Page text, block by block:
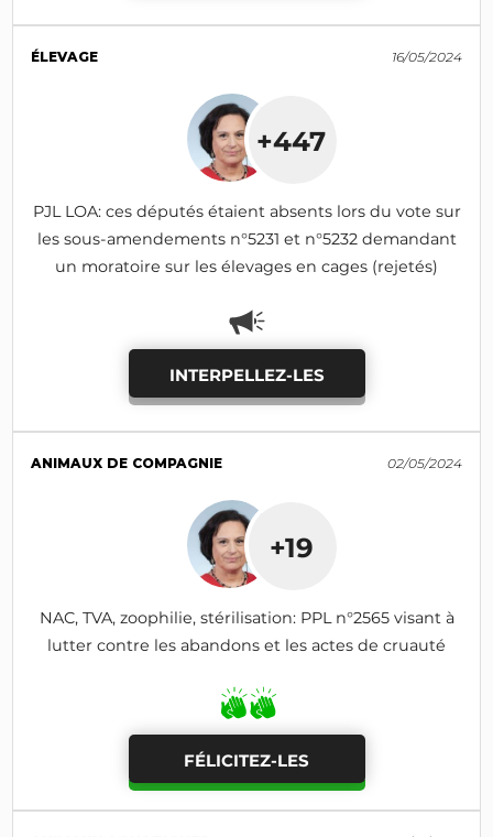
ÉLEVAGE 16/05/2024
+447
PJL LOA: ces députés étaient absents lors du vote sur
les sous-amendements n°5231 et n°5232 demandant
un moratoire sur les élevages en cages (rejetés)
INTERPELLEZ-LES
ANIMAUX DE COMPAGNIE 02/05/2024
+19
NAC, TVA, zoophilie, stérilisation: PPL n°2565 visant à
lutter contre les abandons et les actes de cruauté
FÉLICITEZ-LES